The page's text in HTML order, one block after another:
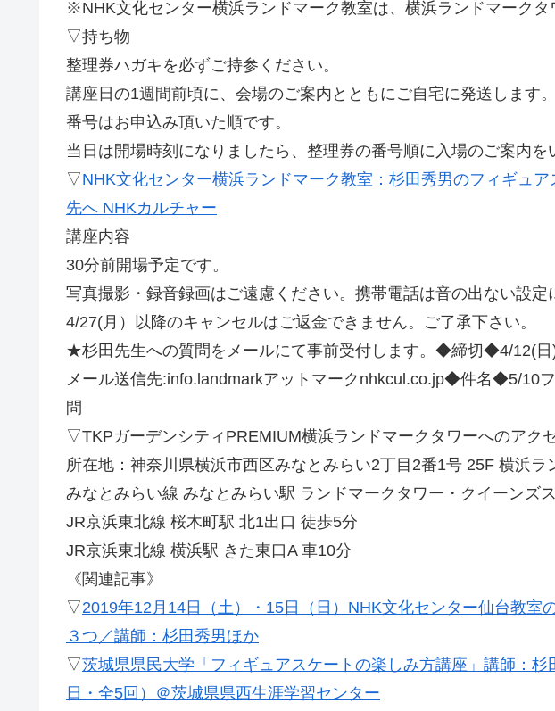
※NHK文化センター横浜ランドマーク教室は、横浜ランドマークタ
▽持ち物
整理券ハガキを必ずご持参ください。
講座日の1週間前頃に、会場のご案内とともにご自宅に発送します。
番号はお申込み頂いた順です。
当日は開場時刻になりましたら、整理券の番号順に入場のご案内を
▽NHK文化センター横浜ランドマーク教室：杉田秀男のフィギュ
先へ NHKカルチャー
講座内容
30分前開場予定です。
写真撮影・録音録画はご遠慮ください。携帯電話は音の出ない設定
4/27(月）以降のキャンセルはご返金できません。ご了承下さい。
★杉田先生への質問をメールにて事前受付します。◆締切◆4/12(日
メール送信先:info.landmarkアットマークnhkcul.co.jp◆件名◆5/10
問
▽TKPガーデンシティPREMIUM横浜ランドマークタワーへのアク
所在地：神奈川県横浜市西区みなとみらい2丁目2番1号 25F 横浜ラ
みなとみらい線 みなとみらい駅 ランドマークタワー・クイーンズ
JR京浜東北線 桜木町駅 北1出口 徒歩5分
JR京浜東北線 横浜駅 きた東口A 車10分
《関連記事》
▽2019年12月14日（土）・15日（日）NHK文化センター仙台教室
３つ／講師：杉田秀男ほか
▽茨城県県民大学「フィギュアスケートの楽しみ方講座」講師：
日・全5回）＠茨城県県西生涯学習センター